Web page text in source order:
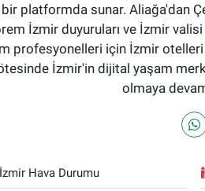
platformda sunar. Aliağa'dan
İzmir duyuruları ve İzmir valisi
profesyonelleri için İzmir
İzmir'in dijital yaşam
olmaya
İzmir Hava Durumu